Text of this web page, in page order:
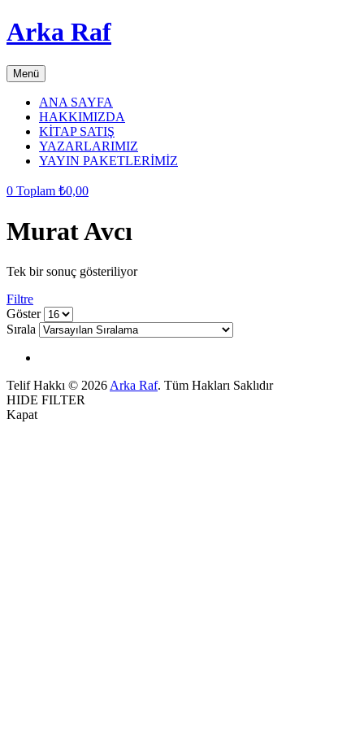
Arka Raf
Menü
ANA SAYFA
HAKKIMIZDA
KİTAP SATIŞ
YAZARLARIMIZ
YAYIN PAKETLERİMİZ
0 Toplam ₺0,00
Murat Avcı
Tek bir sonuç gösteriliyor
Filtre
grid
button
list
button
Göster
Sırala
Telif Hakkı © 2026 Arka Raf. Tüm Hakları Saklıdır
HIDE FILTER
Kapat